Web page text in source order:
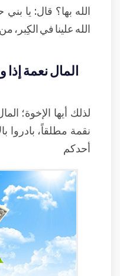
الله بها؟ قال: يا
الله علينا في
المال نعمة
لذلك أيها الإخوة؛
نقمة مطلقاً، بادروا
أحدكم